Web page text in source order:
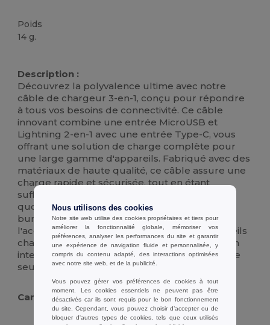
Poids
14 g.
Description :
Découvrez la polyvalence ultime avec notre
câble de chargeur 3-en-1, conçu pour répondre
à tous vos besoins de connectivité. Ce câble
innovant combine une entrée MicroUSB et
Lightning 2-en-1 avec une entrée Type-C, vous
offrant une solution de charge complète pour
une large gamme d'appareils. Fabriqué avec des
matériaux de haute qualité, ce câble assure une
charge rapide et sécurisée, tout en étant
suffisamment durable pour résister à l'usure
quotidienne. Que vous soyez à la maison, au
bureau ou en déplacement, ce câble est
l'accessoire idéal pour garder tous vos appareils
chargés et prêts à l'emploi. Avec sa conception
intelligente et sa compatibilité étendue, c'est le
seul câble dont vous aurez besoin.
Caractéristiques :
Nous utilisons des cookies
Notre site web utilise des cookies propriétaires et tiers pour
améliorer la fonctionnalité globale, mémoriser vos
préférences, analyser les performances du site et garantir
une expérience de navigation fluide et personnalisée, y
compris du contenu adapté, des interactions optimisées
avec notre site web, et de la publicité.
Vous pouvez gérer vos préférences de cookies à tout
moment. Les cookies essentiels ne peuvent pas être
désactivés car ils sont requis pour le bon fonctionnement
du site. Cependant, vous pouvez choisir d’accepter ou de
bloquer d'autres types de cookies, tels que ceux utilisés